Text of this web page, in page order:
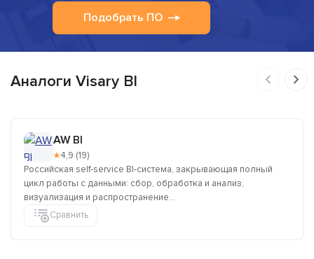
Подобрать ПО
Аналоги Visary BI
AW BI
★4,9 (19)
Российская self-service BI-система, закрывающая полный
цикл работы с данными: сбор, обработка и анализ,
визуализация и распространение...
Сравнить